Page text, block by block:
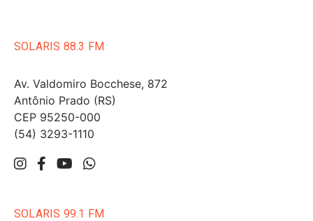
SOLARIS 88.3 FM
Av. Valdomiro Bocchese, 872
Antônio Prado (RS)
CEP 95250-000
(54) 3293-1110
SOLARIS 99.1 FM